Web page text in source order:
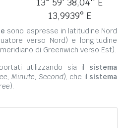
13° 59' 38,04'' E
13,9939° E
sono espresse in latitudine Nord
verso Nord) e longitudine
di Greenwich verso Est).
utilizzando sia il sistema
Minute, Second), che il sistema
).